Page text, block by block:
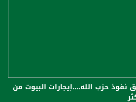
حزب الله....إيجارات البيوت من